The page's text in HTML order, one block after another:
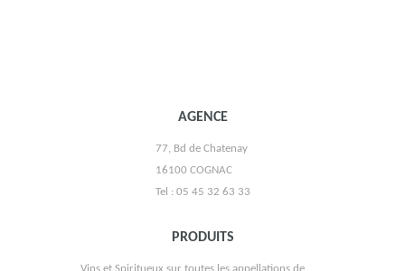
AGENCE
77, Bd de Chatenay
16100 COGNAC
Tel : 05 45 32 63 33
PRODUITS